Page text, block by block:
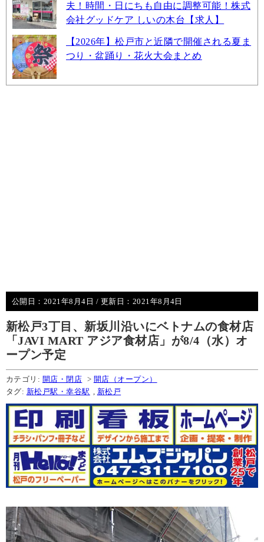
夫！時間・日にちも自由に調整可能！株式
会社グッドケア しいの木台【求人】
【2026年】松戸市と近隣で開催される夏ま
つり・盆踊り・花火大会まとめ
公開日： 2021年8月4日 / 更新日： 2021年8月4日
新松戸3丁目、新坂川沿いにベトナムの食材店
「JAVI MART アジア食材店」が8/4（水）オ
ープン予定
カテゴリ: 開店・閉店 > 開店（オープン）
タグ: 新松戸駅・幸谷駅 新松戸